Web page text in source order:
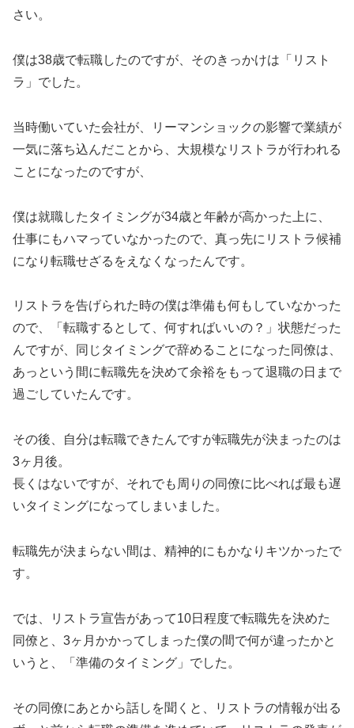
さい。
僕は38歳で転職したのですが、そのきっかけは「リスト
ラ」でした。
当時働いていた会社が、リーマンショックの影響で業績が
一気に落ち込んだことから、大規模なリストラが行われる
ことになったのですが、
僕は就職したタイミングが34歳と年齢が高かった上に、
仕事にもハマっていなかったので、真っ先にリストラ候補
になり転職せざるをえなくなったんです。
リストラを告げられた時の僕は準備も何もしていなかった
ので、「転職するとして、何すればいいの？」状態だった
んですが、同じタイミングで辞めることになった同僚は、
あっという間に転職先を決めて余裕をもって退職の日まで
過ごしていたんです。
その後、自分は転職できたんですが転職先が決まったのは
3ヶ月後。
長くはないですが、それでも周りの同僚に比べれば最も遅
いタイミングになってしまいました。
転職先が決まらない間は、精神的にもかなりキツかったで
す。
では、リストラ宣告があって10日程度で転職先を決めた
同僚と、3ヶ月かかってしまった僕の間で何が違ったかと
いうと、「準備のタイミング」でした。
その同僚にあとから話しを聞くと、リストラの情報が出る